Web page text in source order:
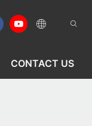
CONTACT US